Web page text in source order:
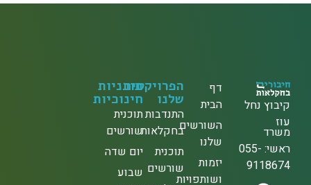
קיבוץ נחל
עוז
משרד
ראשי: 055-
9118674
דף
הבית
השורשים
שלנו
יזמות
ושותפויות
הפרויקטים
שלנו
התנדבות
בחקלאות
תוכנית
שורשים
תוכניות
חינוכיות
תוכנית
שורשים
יום שדה
שבוע